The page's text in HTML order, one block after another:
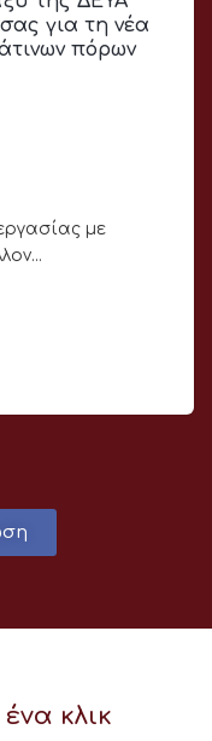
για τη νέα
πόρων
με
κλικ